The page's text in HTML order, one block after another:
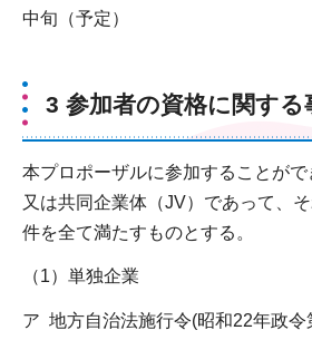
中旬（予定）
3 参加者の資格に関する
本プロポーザルに参加することが
又は共同企業体（JV）であって、
件を全て満たすものとする。
（1）単独企業
ア 地方自治法施行令(昭和22年政